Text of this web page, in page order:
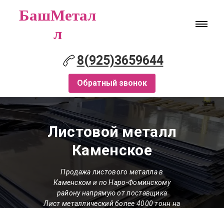
БашМетал
л
8(925)3659644
Обратный звонок
Листовой металл
Каменское
Продажа листового металла в
Каменском и по Наро-Фоминскому
району напрямую от поставщика
Лист металлический более 4000 тонн на